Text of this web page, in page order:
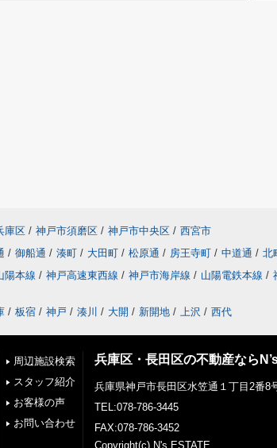
庫区 / 神戸市須磨区 / 神戸市中央区 / 西宮市
/ 御船通 / 湊町 / 大田町 / 松原通 / 房王寺町 / 中道通 / 北
陽本線 / 神戸高速東西線 / 神戸市海岸線 / 山陽電鉄本線 /
/ 板宿 / 神戸 / 湊川 / 大開 / 新開地 / 上沢 / 西代
周辺施設検索
スタッフ紹介
お客様の声
お問い合わせ
兵庫区・長田区の不動産なら
兵庫県神戸市長田区水笠通１丁目2番8
TEL:078-786-3445
FAX:078-786-3452
Copyright(c) N's ESTATE